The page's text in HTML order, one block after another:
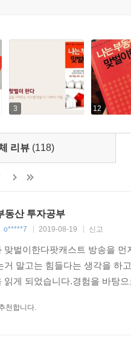
으로 회사에 출근할 수 있을
살아가면서 돈 걱정 없이 살
3 12
리뷰 (118)
동산 투자공부
o*****7 2019-08-19 신고
맞벌이한다팟캐스트 방송을
거 말고는 힘들다는 생각을 하
읽게 되었습니다.경험을 바탕
천합니다.